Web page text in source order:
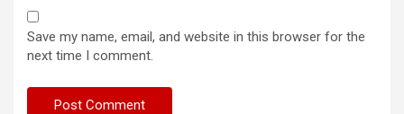
Save my name, email, and website in this browser for the
next time I comment.